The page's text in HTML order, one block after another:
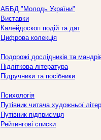
АББД "Молодь України"
Виставки
Калейдоскоп подій та дат
Цифрова колекція
Подорожі дослідників та
Підліткова література
Підручники та посібники
Психологія
Путівник читача художньої
Путівник підприємця
Рейтингові списки